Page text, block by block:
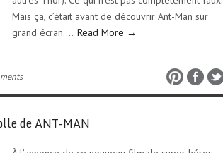
Mais ça, c’était avant de découvrir Ant-Man sur
grand écran…. Read More →
de ANT-MAN